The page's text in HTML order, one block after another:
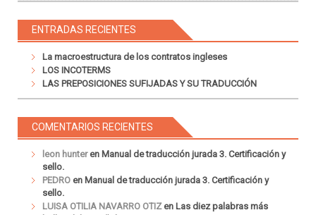
ENTRADAS RECIENTES
La macroestructura de los contratos ingleses
LOS INCOTERMS
LAS PREPOSICIONES SUFIJADAS Y SU TRADUCCIÓN
COMENTARIOS RECIENTES
leon hunteren Manual de traducción jurada 3. Certificación y
sello.
PEDRO en Manual de traducción jurada 3. Certificación y
sello.
LUISA OTILIA NAVARRO OTIZ en Las diez palabras más